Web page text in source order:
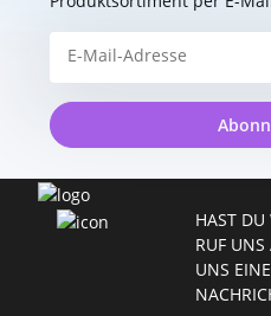
HAST DU
RUF UNS
UNS